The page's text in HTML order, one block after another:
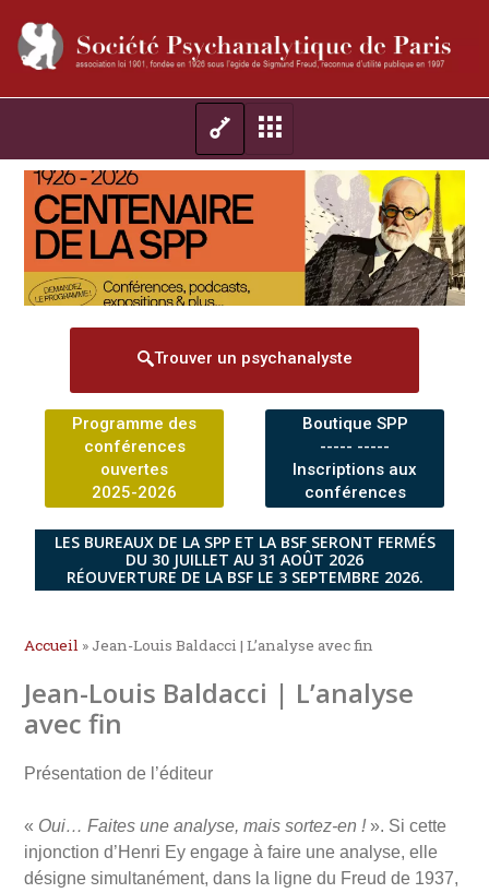
Trouver un psychanalyste
Programme des
conférences
ouvertes
2025-2026
Boutique SPP
----- -----
Inscriptions aux
conférences
LES BUREAUX DE LA SPP ET LA BSF SERONT FERMÉS
DU 30 JUILLET AU 31 AOÛT 2026
RÉOUVERTURE DE LA BSF LE 3 SEPTEMBRE 2026.
Accueil » Jean-Louis Baldacci | L’analyse avec fin
Jean-Louis Baldacci | L’analyse
avec fin
Présentation de l’éditeur
« Oui… Faites une analyse, mais sortez-en !». Si cette
injonction d’Henri Ey engage à faire une analyse, elle
désigne simultanément, dans la ligne du Freud de 1937,